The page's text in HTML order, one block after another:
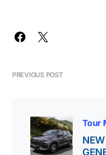
PREVIOUS POST
Tour